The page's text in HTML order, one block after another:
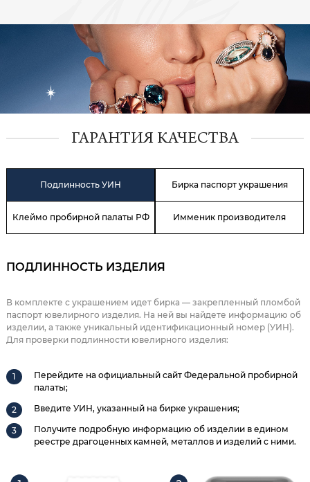
ГАРАНТИЯ КАЧЕСТВА
Подлинность УИН Бирка паспорт украшения
Клеймо пробирной палаты РФ Имменик производителя
ПОДЛИННОСТЬ ИЗДЕЛИЯ
В комплекте с украшением идет бирка — закрепленный пломбой
паспорт ювелирного изделия. На ней вы найдете информацию об
изделии, а также уникальный идентификационный номер (УИН).
Для проверки подлинности ювелирного изделия:
Перейдите на официальный сайт Федеральной пробирной
палаты;
Введите УИН, указанный на бирке украшения;
Получите подробную информацию об изделии в едином
реестре драгоценных камней, металлов и изделий с ними.